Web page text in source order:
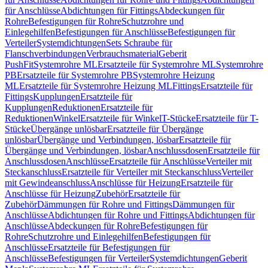
für AnschlüsseAbdichtungen für FittingsAbdeckungen für
RohreBefestigungen für RohreSchutzrohre und
EinlegehilfenBefestigungen für AnschlüsseBefestigungen für
VerteilerSystemdichtungenSets Schraube für
FlanschverbindungenVerbrauchsmaterialGeberit
PushFitSystemrohre MLErsatzteile für Systemrohre MLSystemrohre
PBErsatzteile für Systemrohre PBSystemrohre Heizung
MLErsatzteile für Systemrohre Heizung MLFittingsErsatzteile für
FittingsKupplungenErsatzteile für
KupplungenReduktionenErsatzteile für
ReduktionenWinkelErsatzteile für WinkelT-StückeErsatzteile für T-
StückeÜbergänge unlösbarErsatzteile für Übergänge
unlösbarÜbergänge und Verbindungen, lösbarErsatzteile für
Übergänge und Verbindungen, lösbarAnschlussdosenErsatzteile für
AnschlussdosenAnschlüsseErsatzteile für AnschlüsseVerteiler mit
SteckanschlussErsatzteile für Verteiler mit SteckanschlussVerteiler
mit GewindeanschlussAnschlüsse für HeizungErsatzteile für
Anschlüsse für HeizungZubehörErsatzteile für
ZubehörDämmungen für Rohre und FittingsDämmungen für
AnschlüsseAbdichtungen für Rohre und FittingsAbdichtungen für
AnschlüsseAbdeckungen für RohreBefestigungen für
RohreSchutzrohre und EinlegehilfenBefestigungen für
AnschlüsseErsatzteile für Befestigungen für
AnschlüsseBefestigungen für VerteilerSystemdichtungenGeberit